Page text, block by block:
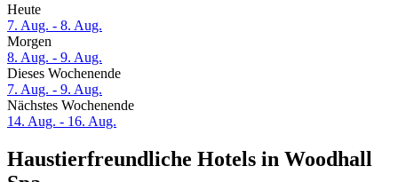
Heute
7. Aug. - 8. Aug.
Morgen
8. Aug. - 9. Aug.
Dieses Wochenende
7. Aug. - 9. Aug.
Nächstes Wochenende
14. Aug. - 16. Aug.
Haustierfreundliche Hotels in Woodhall